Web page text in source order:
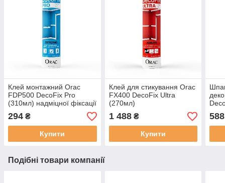
Клей монтажний Orac
FDP500 DecoFix Pro
(310мл) надміцної фіксації
294 ₴
Купити
Клей для стикування Orac
FX400 DecoFix Ultra
(270мл)
1 488₴
Купити
588
Подібні товари компанії